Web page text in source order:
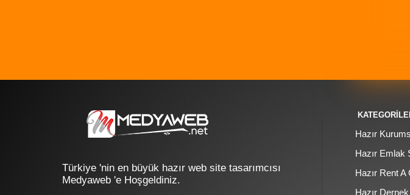
Türkiye 'nin en büyük hazır web site tasarımcısı
Medyaweb 'e Hoşgeldiniz.
Hazır
Hazır Emlak
Hazır Rent A
Hazır